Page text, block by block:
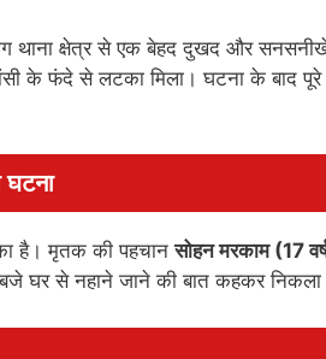
थाना क्षेत्र से एक बेहद दुखद और
के फंदे से लटका मिला। घटना के बाद
घटना
का है। मृतक की पहचानसोहन मरकाम (17
घर से नहाने जाने की बात कहकर